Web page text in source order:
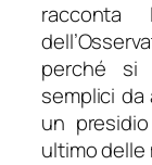
racconta
perché si
semplici
un
ultimo delle